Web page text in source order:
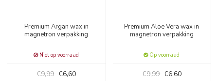
Premium Argan wax in
magnetron verpakking
Niet op voorraad
€9,99 €6,60
Premium Aloe Vera wax in
magnetron verpakking
Op voorraad
€9,99 €6,60